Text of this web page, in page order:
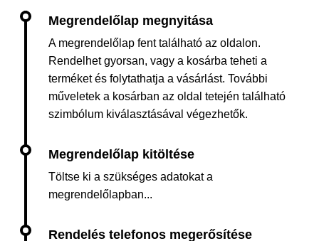
A megrendelőlap fent található az oldalon.
Rendelhet gyorsan, vagy a kosárba teheti a
terméket és folytathatja a vásárlást. További
műveletek a kosárban az oldal tetején található
szimbólum kiválasztásával végezhetők.
Töltse ki a szükséges adatokat a
megrendelőlapban...